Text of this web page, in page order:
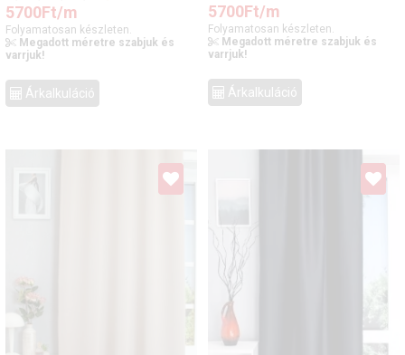
5700Ft/m
Folyamatosan készleten.
Megadott méretre szabjuk és
varrjuk!
Árkalkuláció
5700Ft/m
Folyamatosan készleten.
Megadott méretre szabjuk és
varrjuk!
Árkalkuláció